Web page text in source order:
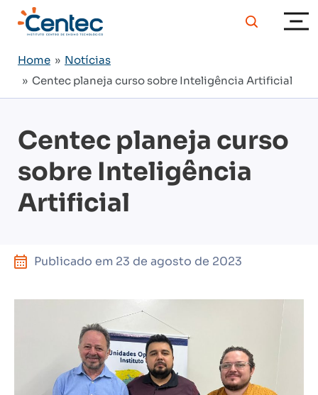
Home » Notícias
» Centec planeja curso sobre Inteligência Artificial
Centec planeja curso
sobre Inteligência
Artificial
Publicado em 23 de agosto de 2023